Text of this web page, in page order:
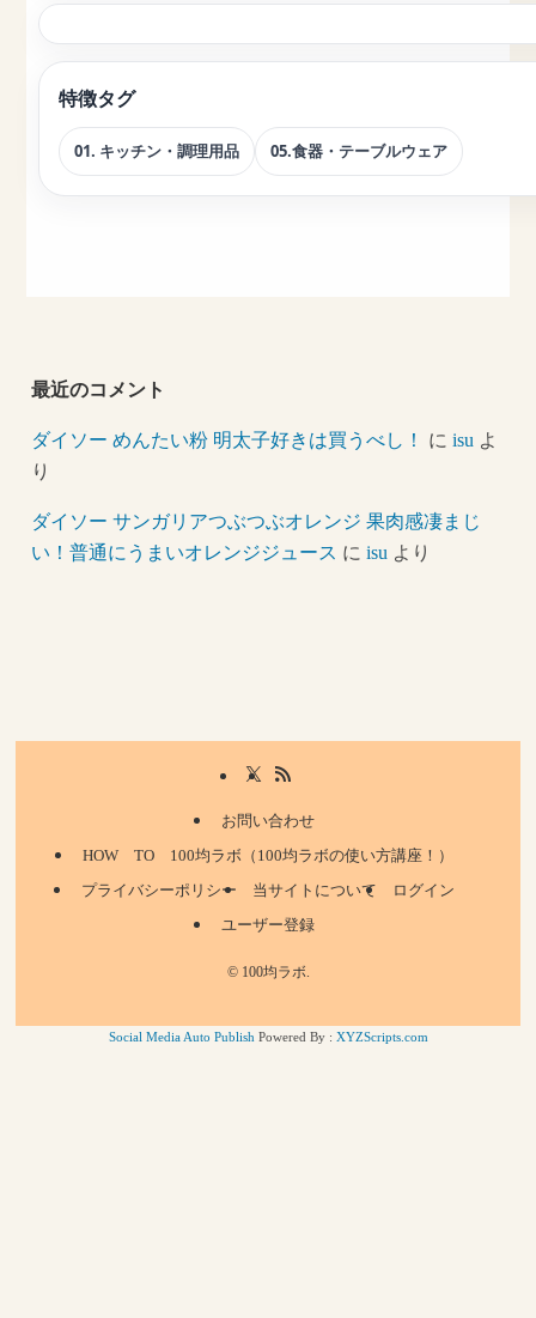
特徴タグ
01. キッチン・調理用品 05.食器・テーブルウェア
最近のコメント
ダイソー めんたい粉 明太子好きは買うべし！ にisu よ
り
ダイソー サンガリアつぶつぶオレンジ 果肉感凄まじ
い！普通にうまいオレンジジュース にisu より
お問い合わせ
HOW TO 100均ラボ（100均ラボの使い方講座！）
プライバシーポリシー
当サイトについて
ログイン
ユーザー登録
©100均ラボ.
Social Media Auto Publish Powered By : XYZScripts.com